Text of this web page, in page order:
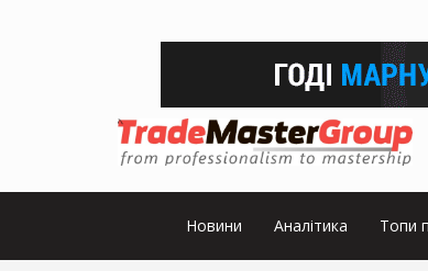
Новини Аналітика Топи